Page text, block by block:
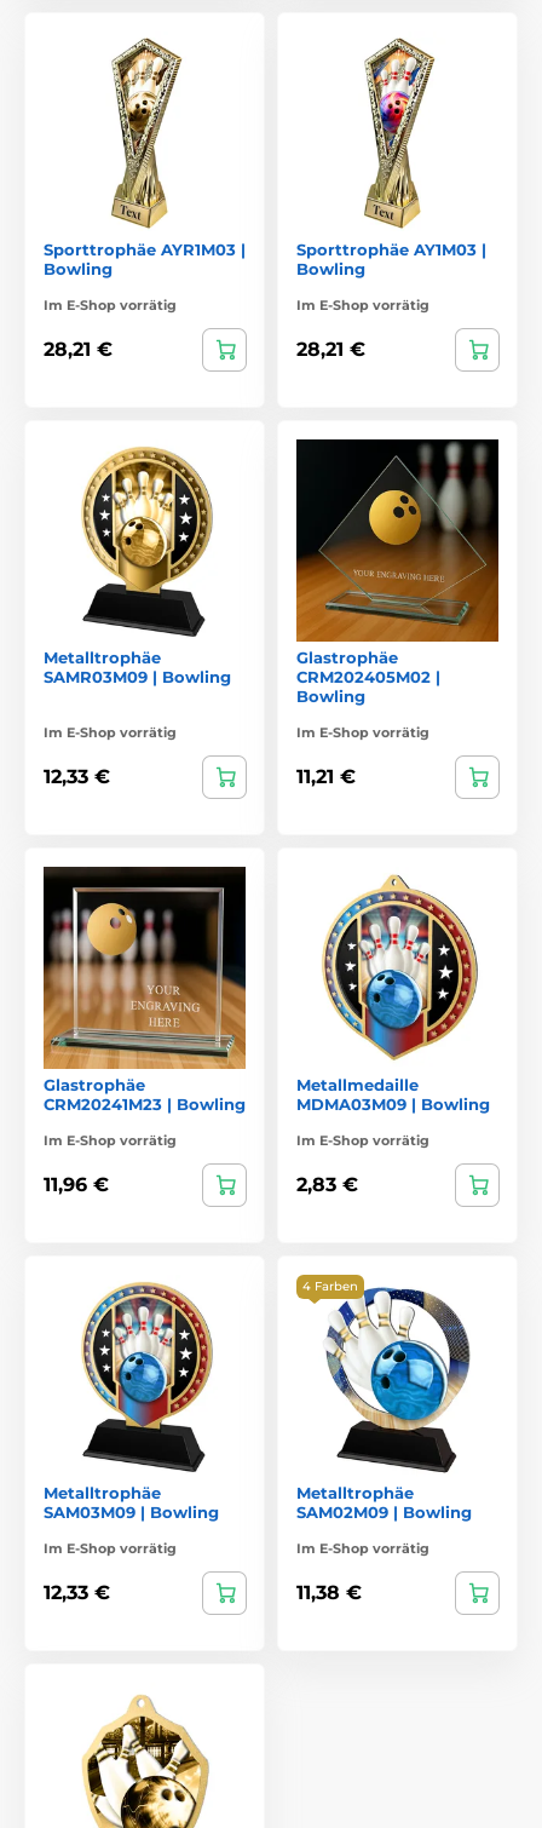
Sporttrophäe AYR1M03 |
Bowling
Im E-Shop vorrätig
28,21 €
Sporttrophäe AY1M03 |
Bowling
Im E-Shop vorrätig
28,21 €
Metalltrophäe
SAMR03M09 | Bowling
Im E-Shop vorrätig
12,33 €
Glastrophäe
CRM202405M02 |
Bowling
Im E-Shop vorrätig
11,21 €
Glastrophäe
CRM20241M23 | Bowling
Im E-Shop vorrätig
11,96 €
Metallmedaille
MDMA03M09 | Bowling
Im E-Shop vorrätig
2,83 €
Metalltrophäe
SAM03M09 | Bowling
Im E-Shop vorrätig
12,33 €
4 Farben
Metalltrophäe
SAM02M09 | Bowling
Im E-Shop vorrätig
11,38 €